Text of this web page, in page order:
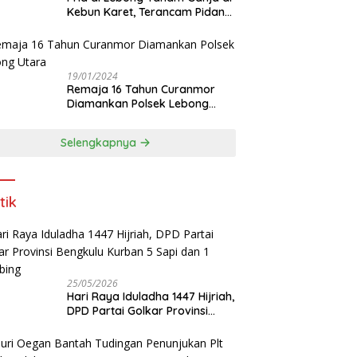
Kebun Karet, Terancam Pidana
19/01/2024
Remaja 16 Tahun Curanmor
Diamankan Polsek Lebong
Selengkapnya
25/05/2026
Hari Raya Iduladha 1447 Hijriah,
DPD Partai Golkar Provinsi
Kambing